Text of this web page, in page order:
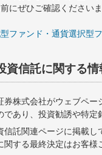
にぜひご確認ください
ファンド・通貨選択型
資信託に関する
券株式会社がウェブペ
であり、投資勧誘や特
信託関連ページに掲載
関する最終決定はお客